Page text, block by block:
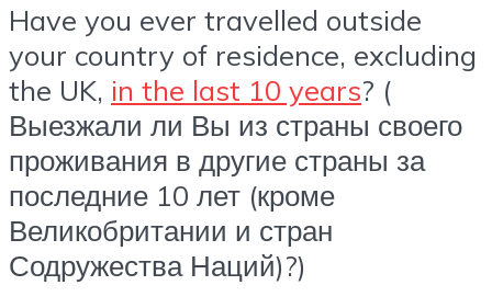
Have you ever travelled outside
your country of residence, excluding
the UK, in the last 10 years? (
Выезжали ли Вы из страны своего
проживания в другие страны за
последние 10 лет (кроме
Великобритании и стран
Содружества Наций)?)